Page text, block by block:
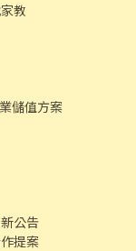
**@440mente**
在投遞履歷，最快
教
儲值方案
公告
提案